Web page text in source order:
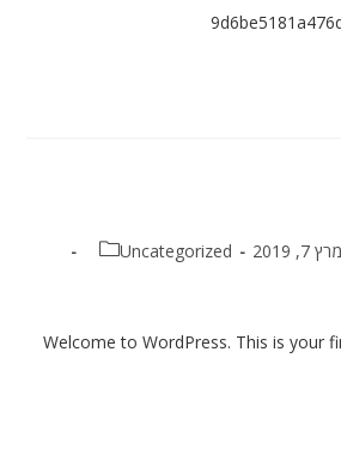
Uncategorized
Welcome to WordPress. This is